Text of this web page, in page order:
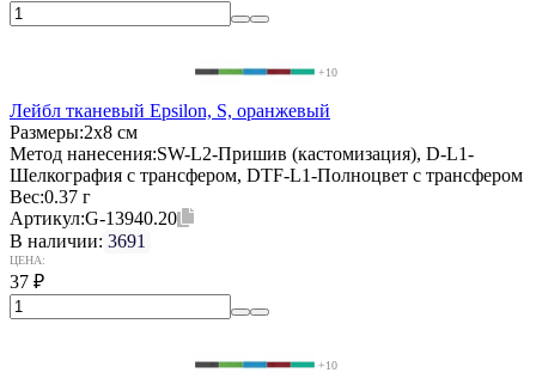
+10
Лейбл тканевый Epsilon, S, оранжевый
Размеры:2х8 см
Метод нанесения:SW-L2-Пришив (кастомизация), D-L1-
Шелкография с трансфером, DTF-L1-Полноцвет с трансфером
Вес:0.37 г
Артикул:G-13940.20
В наличии: 3691
ЦЕНА:
37 ₽
+10